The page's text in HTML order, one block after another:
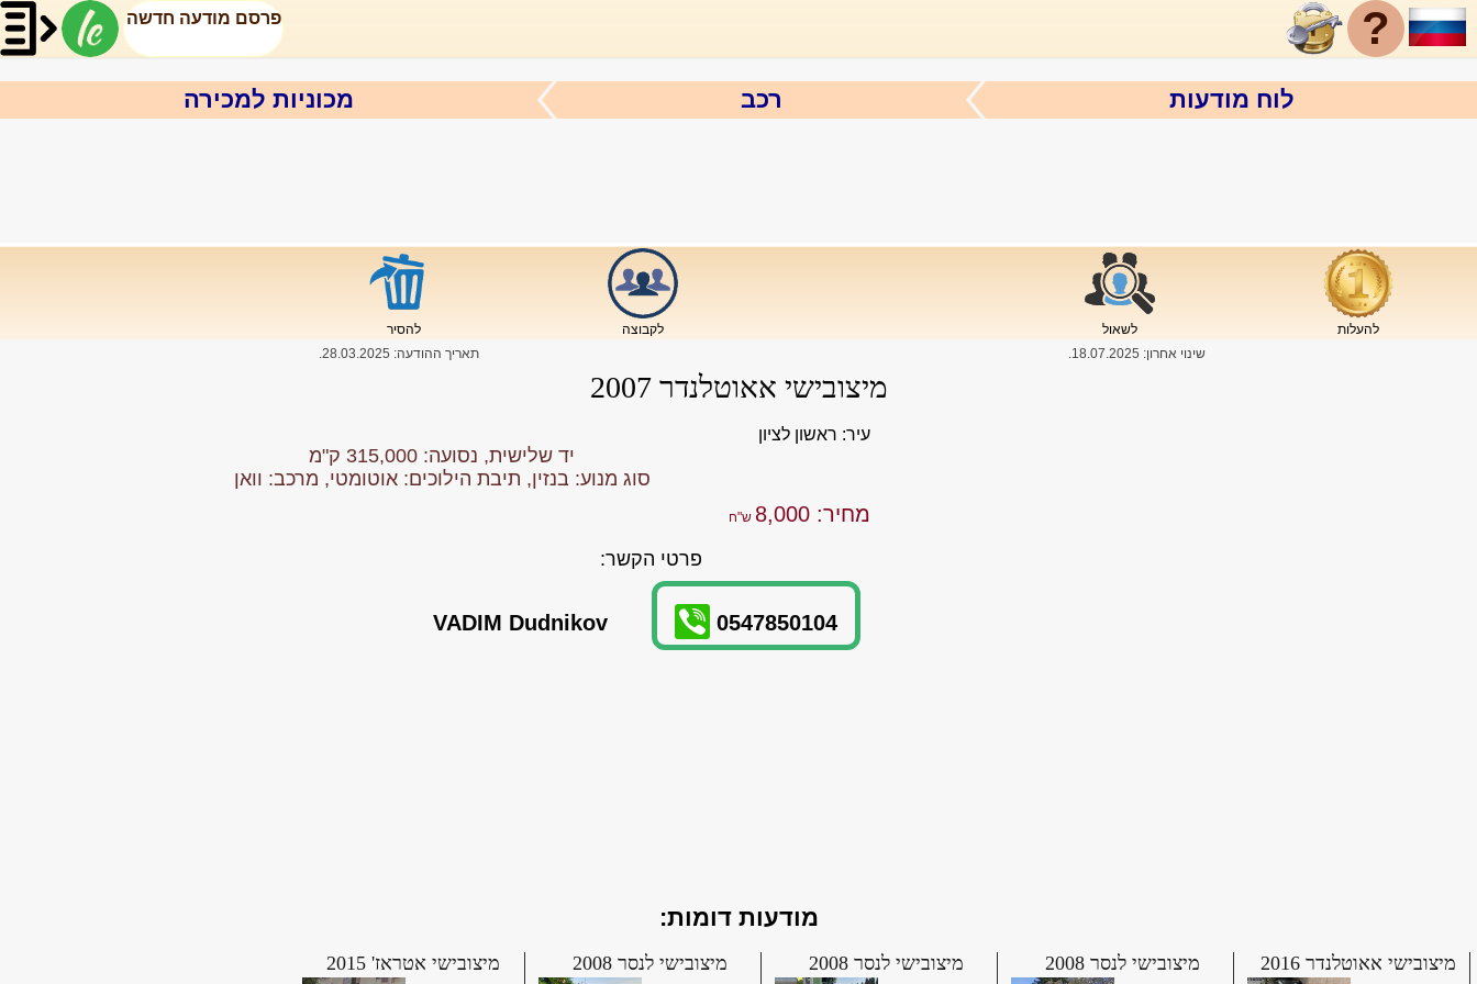
פרסם מודעה חדשה ?
לוח מודעות רכב מכוניות למכירה
להעלות לשאול לקבוצה
להסיר
שינוי אחרון: 18.07.2025
. תאריך ההודעה: 28.03.2025
.
מיצובישי אאוטלנדר 2007
עיר: ראשון לציון
יד שלישית, נסועה: 315,000 ק"מ
סוג מנוע: בנזין, תיבת הילוכים: אוטומטי, מרכב: וואן
מחיר: 8,000
פרטי הקשר:
0547850104
VADIM Dudnikov
מודעות דומות:
מיצובישי אאוטלנדר 2016 מיצובישי לנסר 2008 מיצובישי לנסר 2008 מיצובישי לנסר 2008 מיצובישי אטראז' 2015